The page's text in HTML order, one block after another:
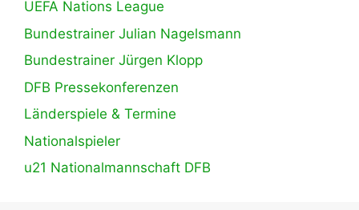
UEFA Nations League
Bundestrainer Julian Nagelsmann
Bundestrainer Jürgen Klopp
DFB Pressekonferenzen
Länderspiele & Termine
Nationalspieler
u21 Nationalmannschaft DFB